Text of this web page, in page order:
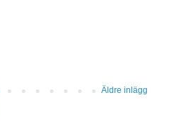
Äldre inlägg